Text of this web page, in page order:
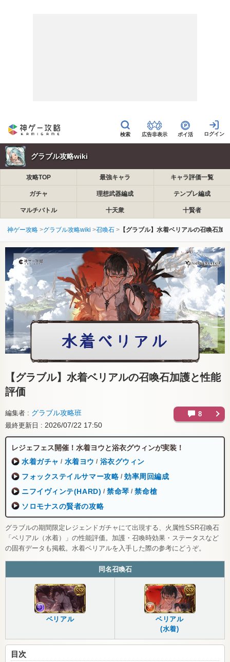
広告非表示 ポイ活
グラブル攻略wiki
攻略TOP 最強キャラ キャラ評価一覧
ガチャ 理想武器編成 テンプレ編成
マルチバトル 十天衆 十賢者
神ゲー攻略 グラブル攻略wiki 召喚石 【グラブル】水着ベリアルの召喚石加
【グラブル】 水着ベリアルの召喚石加護と性能
評価
編集者 グラブル攻略班
最終更新日 2026/07/22 17:50
8
レジェフェス開催！水着ヨウと浴衣グウィンが実装！
水着ガチャ / 水着ヨウ / 浴衣グウィン
フォックステイルサマー攻略 / 効率周回編成
ニフイヴィンテ(HARD) / 禁命琴 / 禁命槍
ソロモナスの賢者の攻略
グラブルの期間限定レジェンドガチャにて出現する、火属性SSR召喚石
「ベリアル（水着）」の性能評価。加護・召喚時効果・ステータスなど
の固有データも掲載。水着ベリアルを入手した際の参考にどうぞ。
同名召喚石
ベリアル
ベリアル
(水着)
目次